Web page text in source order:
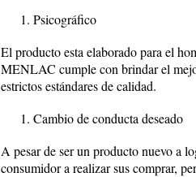
Psicográfico
El producto esta elaborado para el
MENLAC cumple con brindar el
estrictos estándares de calidad.
Cambio de conducta deseado
A pesar de ser un producto nuevo a
consumidor a realizar sus comprar,